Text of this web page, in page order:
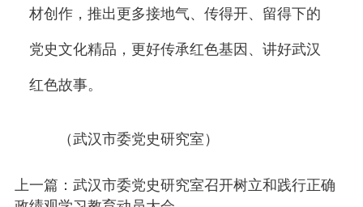
材创作，推出更多接地气、传得开、留得下的
党史文化精品，更好传承红色基因、讲好武汉
红色故事。
（武汉市委党史研究室）
上一篇：武汉市委党史研究室召开树立和践行正确